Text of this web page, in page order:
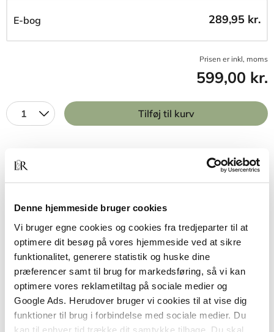
Denne hjemmeside bruger cookies
Vi bruger egne cookies og cookies fra tredjeparter til at
optimere dit besøg på vores hjemmeside ved at sikre
funktionalitet, generere statistik og huske dine
præferencer samt til brug for markedsføring, så vi kan
optimere vores reklametiltag på sociale medier og
Google Ads. Herudover bruger vi cookies til at vise dig
funktioner til brug i forbindelse med sociale medier. Du
kan til enhver tid trække dit samtykke tilbage. Du skal
E-bog 289,95 kr.
Prisen er inkl, moms
599,00 kr.
1 Tilføj til kurv
BESKRIVELSE
Materialelære for metalindustrien
bearbejdningen af de gængse materialer, der
bruges inden for metalindustrien. Bogen belyser
både gammelkendte og nyere metaller samt
legeringer, støbeteknikker, hærdemetoder og
anvendelsesformål.
Plastmaterialer anvendes til mange formål